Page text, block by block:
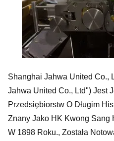
Shanghai Jahwa United Co.,
Jahwa United Co., Ltd") Jest
Przedsiębiorstw O Długim
Znany Jako HK Kwong Sang
W 1898 Roku., Została